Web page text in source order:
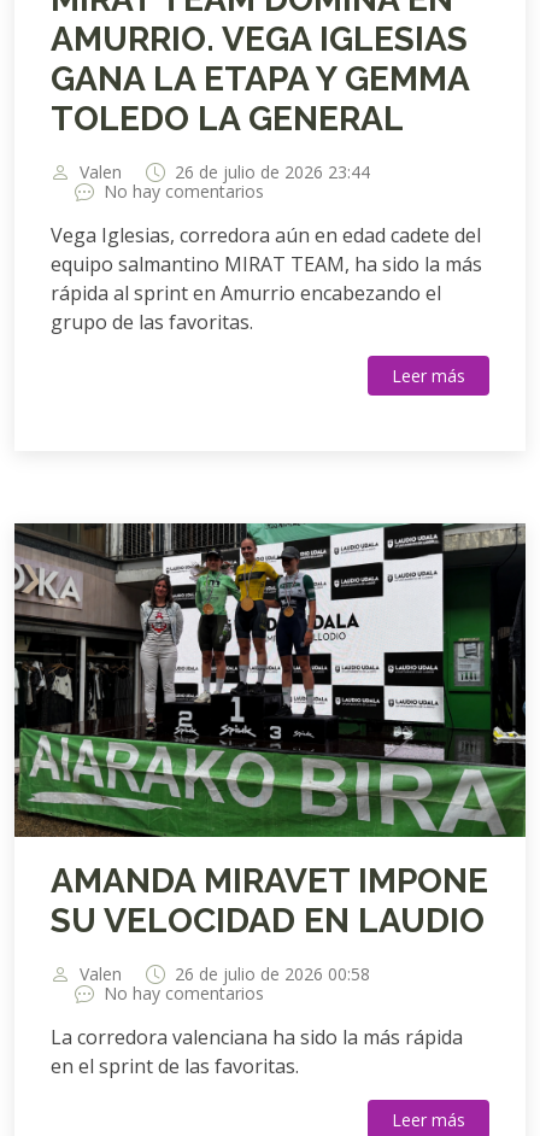
AMURRIO. VEGA IGLESIAS
GANA LA ETAPA Y GEMMA
TOLEDO LA GENERAL
Valen
26 de julio de 2026 23:44
No hay comentarios
Vega Iglesias, corredora aún en edad cadete del
equipo salmantino MIRAT TEAM, ha sido la más
rápida al sprint en Amurrio encabezando el
grupo de las favoritas.
Leer más
AMANDA MIRAVET IMPONE
SU VELOCIDAD EN LAUDIO
Valen
26 de julio de 2026 00:58
No hay comentarios
La corredora valenciana ha sido la más rápida
en el sprint de las favoritas.
Leer más